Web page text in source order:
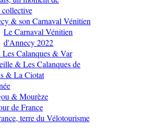
& son Carnaval Vénitien
Le Carnaval Vénitien
d'Annecy 2022
Calanques & Var
& Les Calanques de
& La Ciotat
& Mourèze
de France
terre du Vélotourisme